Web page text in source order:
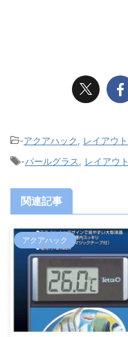
-アクアハック, レイアウト
-パールグラス, レイアウト
関連記事
アクアハック